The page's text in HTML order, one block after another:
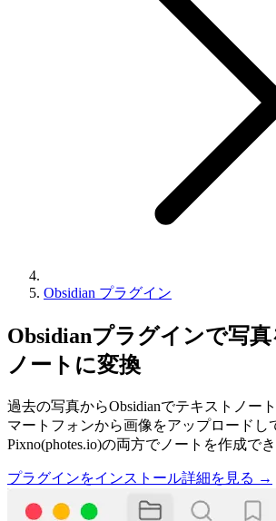
Obsidian プラグイン
Obsidianプラグインで写
ノートに変換
過去の写真からObsidianでテキストノー
マートフォンから画像をアップロードし
Pixno(photes.io)の両方でノートを作成でき
プラグインをインストール詳細を見る →